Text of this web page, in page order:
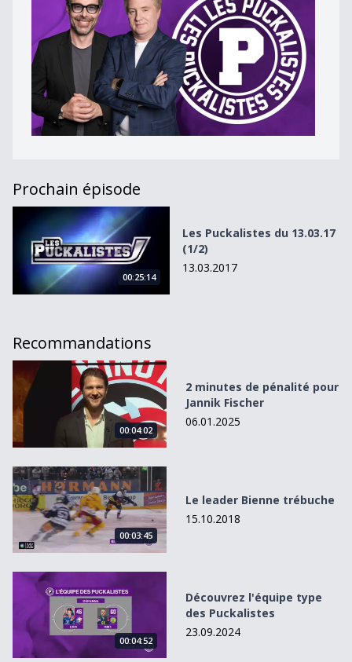
Prochain épisode
Les Puckalistes du 13.03.17 (1/2)
00:25:14
Les Puckalistes du 13.03.17
(1/2)
13.03.2017
Recommandations
2 minutes de pénalité pour Jannik Fischer
00:04:02
2 minutes de pénalité pour
Jannik Fischer
06.01.2025
Le leader Bienne trébuche
00:03:45
Le leader Bienne trébuche
15.10.2018
Découvrez l&#039;équipe type des Puckalistes
00:04:52
Découvrez l'équipe type
des Puckalistes
23.09.2024